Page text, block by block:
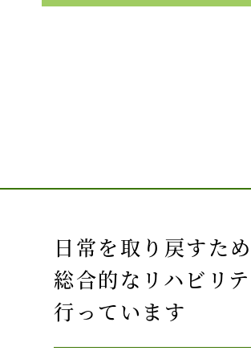
日常を取り戻すため
総合的なリハビリ
行っています